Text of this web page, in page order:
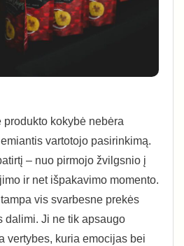
kokybė nebėra
vartotojo pasirinkimą.
– nuo pirmojo žvilgsnio į
ir net išpakavimo momento.
vis svarbesne prekės
dalimi. Ji ne tik apsaugo
vertybes, kuria emocijas bei